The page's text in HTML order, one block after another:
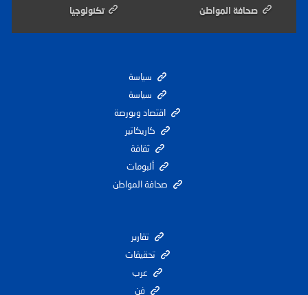
صحافة المواطن تكنولوجيا
سياسة
سياسة
اقتصاد وبورصة
كاريكاتير
ثقافة
ألبومات
صحافة المواطن
تقارير
تحقيقات
عرب
فن